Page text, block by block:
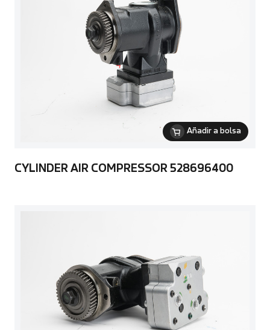
Añadir a bolsa
CYLINDER AIR COMPRESSOR 528696400